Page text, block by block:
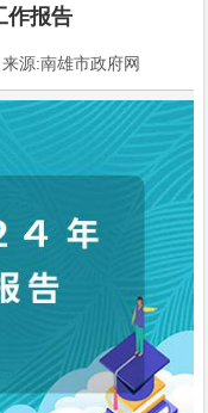
作报告
:南雄市政府网